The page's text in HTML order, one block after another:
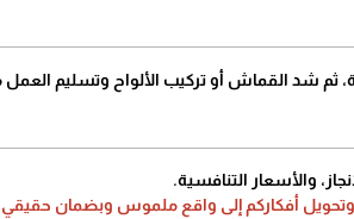
ثم شد القماش أو تركيب الألواح وتسليم
والأسعار التنافسية.
وتحويل أفكاركم إلى واقع ملموس وبضمان